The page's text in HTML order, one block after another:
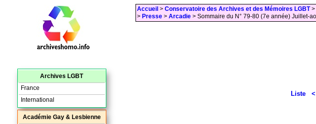
Accueil > Conservatoire des Archives et des Mémoires LGBT>
> Presse> Arcadie> Sommaire du N° 79-80 (7e année) Juillet-
Liste <
Archives LGBT
France
International
Académie Gay & Lesbienne